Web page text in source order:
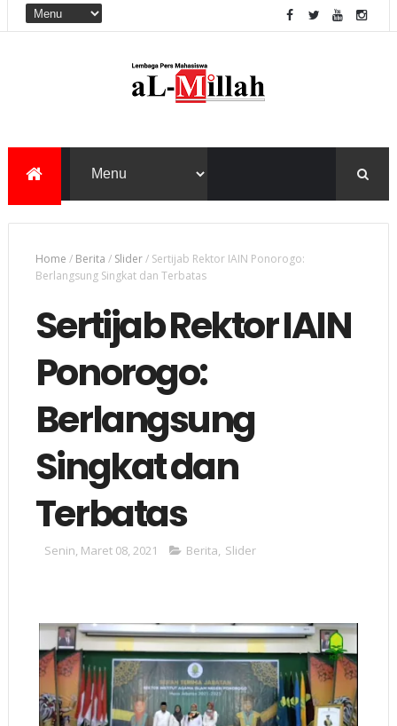
Home / Berita / Slider/ Sertijab Rektor IAIN Ponorogo:
Berlangsung Singkat dan Terbatas
Sertijab Rektor IAIN
Ponorogo:
Berlangsung
Singkat dan
Terbatas
Senin, Maret 08, 2021 Berita, Slider